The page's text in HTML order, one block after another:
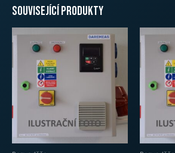
Související produkty